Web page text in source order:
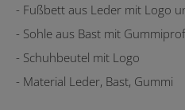
- Fußbett aus Leder mit Logo
- Sohle aus Bast mit
- Schuhbeutel mit Logo
- Material Leder, Bast, Gummi